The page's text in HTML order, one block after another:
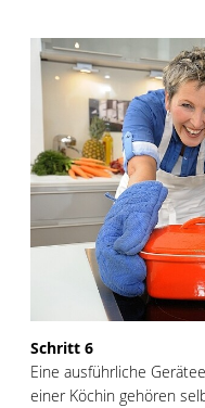
Schritt 6
Eine ausführliche
einer Köchin gehören